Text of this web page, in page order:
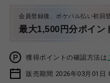
会員登録後、ポケパル払い初回
最大1,500円分ポイン
獲得ポイントの確認方法は
販売期間 2026年03月01日